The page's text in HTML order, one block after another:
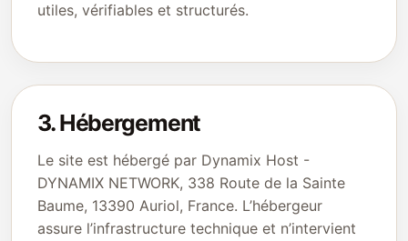
utiles, vérifiables et structurés.
3. Hébergement
Le site est hébergé par Dynamix Host -
DYNAMIX NETWORK, 338 Route de la Sainte
Baume, 13390 Auriol, France. L’hébergeur
assure l’infrastructure technique et n’intervient